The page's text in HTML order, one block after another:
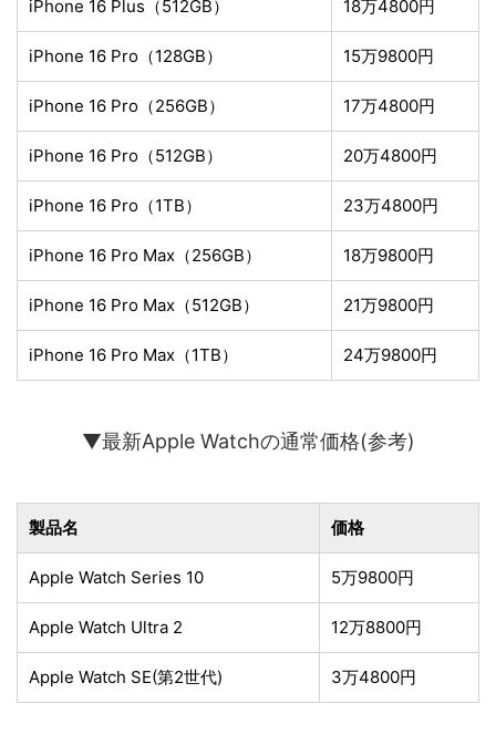
iPhone 16 Plus（512GB） 18万4800円
iPhone 16 Pro（128GB） 15万9800円
iPhone 16 Pro（256GB） 17万4800円
iPhone 16 Pro（512GB） 20万4800円
iPhone 16 Pro（1TB） 23万4800円
iPhone 16 Pro Max（256GB） 18万9800円
iPhone 16 Pro Max（512GB） 21万9800円
iPhone 16 Pro Max（1TB） 24万9800円
▼最新Apple Watchの通常価格(参考)
製品名 価格
Apple Watch Series 10 5万9800円
Apple Watch Ultra 2 12万8800円
Apple Watch SE(第2世代) 3万4800円